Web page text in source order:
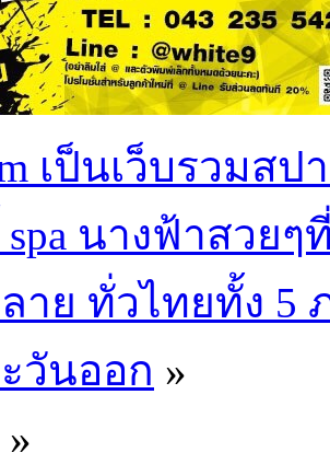
เป็นเว็บรวม
นางฟ้าสวย
าย ทั่วไทยทั้ง 5
วันออก »
»